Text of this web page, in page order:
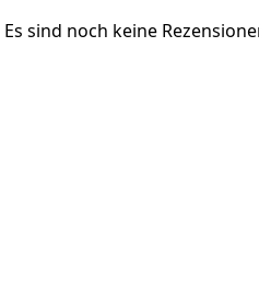
Es sind noch keine